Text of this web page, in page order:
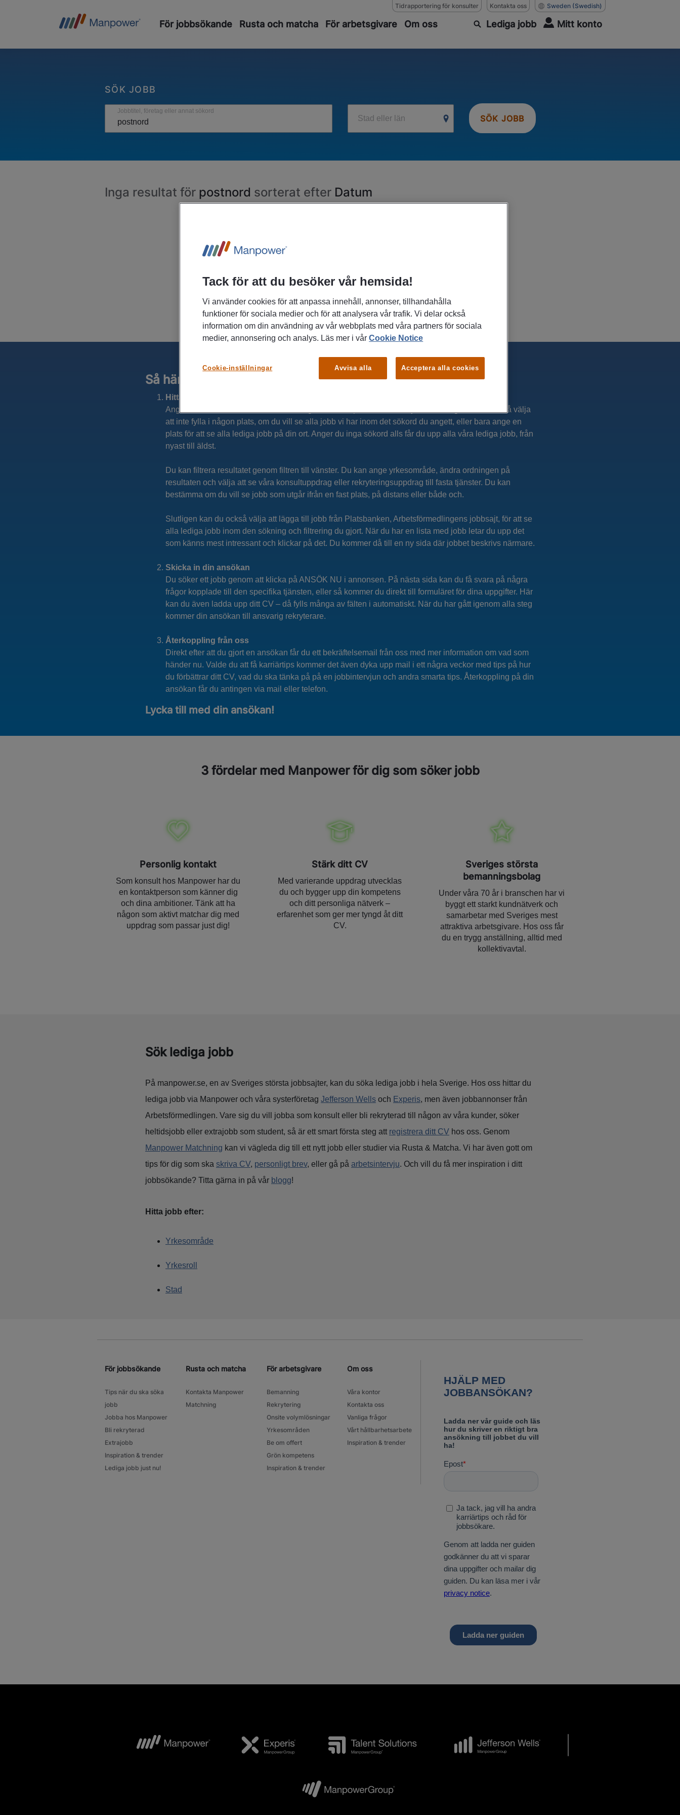
Tidrapportering för konsulter Kontakta oss Sweden (Swedish)
För jobbsökande Rusta och matcha För arbetsgivare Om oss Lediga jobb Mitt konto
SÖK JOBB
Jobbtitel, företag eller annat sökord
Stad eller län SÖK JOBB
Inga resultat för postnord sorterat efter Datum
Så här söker du jobb hos oss:
Hitta ett jobb du vill söka
Ange ett eller flera sökord i sökrutan. Ange också en plats för att hitta jobb nära dig. Du kan också välja
att inte fylla i någon plats, om du vill se alla jobb vi har inom det sökord du angett, eller bara ange en
plats för att se alla lediga jobb på din ort. Anger du inga sökord alls får du upp alla våra lediga jobb, från
nyast till äldst.
Du kan filtrera resultatet genom filtren till vänster. Du kan ange yrkesområde, ändra ordningen på
resultaten och välja att se våra konsultuppdrag eller rekryteringsuppdrag till fasta tjänster. Du kan
bestämma om du vill se jobb som utgår ifrån en fast plats, på distans eller både och.
Slutligen kan du också välja att lägga till jobb från Platsbanken, Arbetsförmedlingens jobbsajt, för att se
alla lediga jobb inom den sökning och filtrering du gjort. När du har en lista med jobb letar du upp det
som känns mest intressant och klickar på det. Du kommer då till en ny sida där jobbet beskrivs närmare.
Skicka in din ansökan
Du söker ett jobb genom att klicka på ANSÖK NU i annonsen. På nästa sida kan du få svara på några
frågor kopplade till den specifika tjänsten, eller så kommer du direkt till formuläret för dina uppgifter. Här
kan du även ladda upp ditt CV – då fylls många av fälten i automatiskt. När du har gått igenom alla steg
kommer din ansökan till ansvarig rekryterare.
Återkoppling från oss
Direkt efter att du gjort en ansökan får du ett bekräftelsemail från oss med mer information om vad som
händer nu. Valde du att få karriärtips kommer det även dyka upp mail i ett några veckor med tips på hur
du förbättrar ditt CV, vad du ska tänka på på en jobbintervjun och andra smarta tips. Återkoppling på din
ansökan får du antingen via mail eller telefon.
Lycka till med din ansökan!
3 fördelar med Manpower för dig som söker jobb
Personlig kontakt
Som konsult hos Manpower har du
en kontaktperson som känner dig
och dina ambitioner. Tänk att ha
någon som aktivt matchar dig med
uppdrag som passar just dig!
Stärk ditt CV
Med varierande uppdrag utvecklas
du och bygger upp din kompetens
och ditt personliga nätverk –
erfarenhet som ger mer tyngd åt ditt
CV.
Sveriges största
bemanningsbolag
Under våra 70 år i branschen har vi
byggt ett starkt kundnätverk och
samarbetar med Sveriges mest
attraktiva arbetsgivare. Hos oss får
du en trygg anställning, alltid med
kollektivavtal.
Sök lediga jobb
På manpower.se, en av Sveriges största jobbsajter, kan du söka lediga jobb i hela Sverige. Hos oss hittar du
lediga jobb via Manpower och våra systerföretag Jefferson Wellsoch Experis, men även jobbannonser från
Arbetsförmedlingen. Vare sig du vill jobba som konsult eller bli rekryterad till någon av våra kunder, söker
heltidsjobb eller extrajobb som student, så är ett smart första steg att registrera ditt CVhos oss. Genom
Manpower Matchning kan vi vägleda dig till ett nytt jobb eller studier via Rusta & Matcha. Vi har även gott om
tips för dig som ska skriva CV, personligt brev, eller gå på arbetsintervju. Och vill du få mer inspiration i ditt
jobbsökande? Titta gärna in på vår blogg!
Hitta jobb efter:
Yrkesområde
Yrkesroll
Stad
För jobbsökande
Tips när du ska söka
jobb
Jobba hos Manpower
Bli rekryterad
Extrajobb
Inspiration & trender
Lediga jobb just nu!
Rusta och matcha
Kontakta Manpower
Matchning
För arbetsgivare
Bemanning
Rekrytering
Onsite volymlösningar
Yrkesområden
Be om offert
Grön kompetens
Inspiration & trender
Om oss
Våra kontor
Kontakta oss
Vanliga frågor
Vårt hållbarhetsarbete
Inspiration & trender
Tack för att du besöker vår hemsida!
Vi använder cookies för att anpassa innehåll, annonser, tillhandahålla
funktioner för sociala medier och för att analysera vår trafik. Vi delar också
information om din användning av vår webbplats med våra partners för sociala
medier, annonsering och analys. Läs mer i vårCookie Notice
Avvisa alla Acceptera alla cookies
Cookie-inställningar